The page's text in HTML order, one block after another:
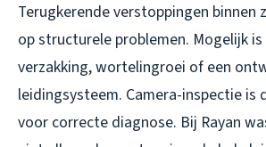
Terugkerende verstoppingen binnen
op structurele problemen. Mogelijk is
verzakking, wortelingroei of een
leidingsysteem. Camera-inspectie is
voor correcte diagnose. Bij Rayan